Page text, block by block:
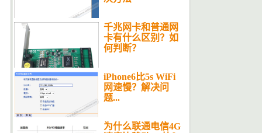
千兆网卡和普通网
卡有什么区别？如
何判断？
iPhone6比5s WiFi
网速慢？解决问
题...
为什么联通电信4G